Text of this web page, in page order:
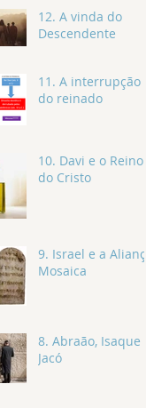
12. A vinda do
Descendente
11. A interrupção
do reinado
10. Davi e o Reino
do Cristo
9. Israel e a Aliança
Mosaica
8. Abraão, Isaque e
Jacó